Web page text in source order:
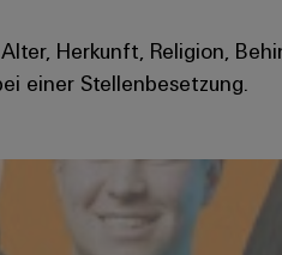
Herkunft, Religion,
einer Stellenbesetzung.